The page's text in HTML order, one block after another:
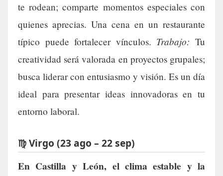
te rodean; comparte momentos especiales con
quienes aprecias. Una cena en un restaurante
típico puede fortalecer vínculos. Trabajo: Tu
creatividad será valorada en proyectos grupales;
busca liderar con entusiasmo y visión. Es un día
ideal para presentar ideas innovadoras en tu
entorno laboral.
♍ Virgo (23 ago – 22 sep)
En Castilla y León, el clima estable y la